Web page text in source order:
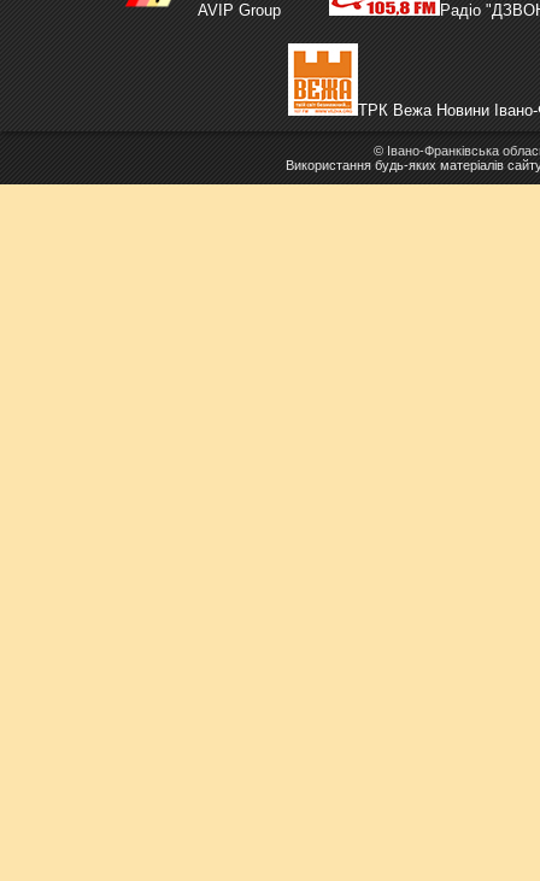
AVIP Group Радіо
ТРК Вежа Новини Івано-
© Івано-Франківська
Використання будь-яких матеріалів